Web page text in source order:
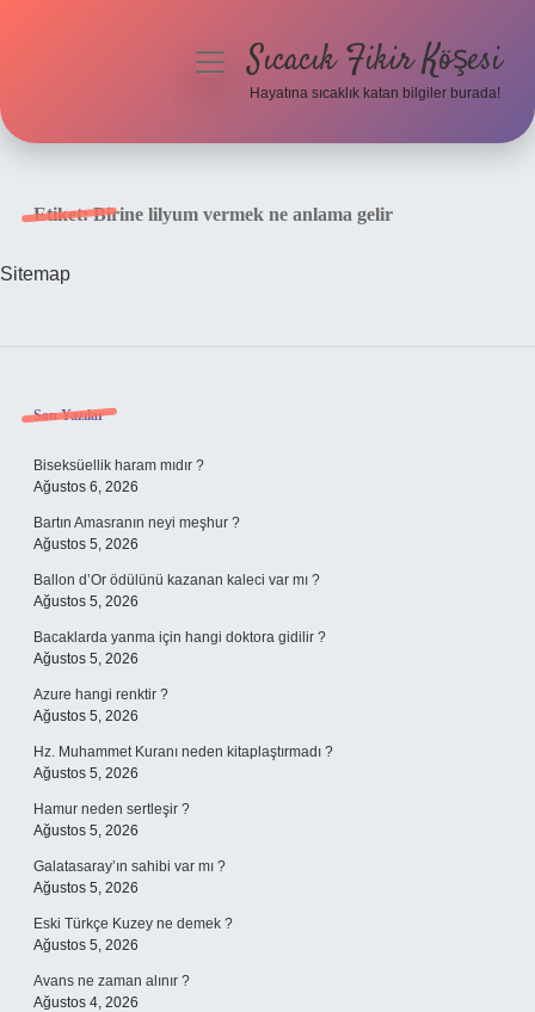
menüyüSıcacık Fikir Köşesi
Hayatına sıcaklık katan bilgiler burada!
Etiket:Birine lilyum vermek ne anlama gelir
Sitemap
Sidebar
Son Yazılar
Biseksüellik haram mıdır ?
Ağustos 6, 2026
Bartın Amasranın neyi meşhur ?
Ağustos 5, 2026
Ballon d’Or ödülünü kazanan kaleci var mı ?
Ağustos 5, 2026
Bacaklarda yanma için hangi doktora gidilir ?
Ağustos 5, 2026
Azure hangi renktir ?
Ağustos 5, 2026
Hz. Muhammet Kuranı neden kitaplaştırmadı ?
Ağustos 5, 2026
Hamur neden sertleşir ?
Ağustos 5, 2026
Galatasaray’ın sahibi var mı ?
Ağustos 5, 2026
Eski Türkçe Kuzey ne demek ?
Ağustos 5, 2026
Avans ne zaman alınır ?
Ağustos 4, 2026